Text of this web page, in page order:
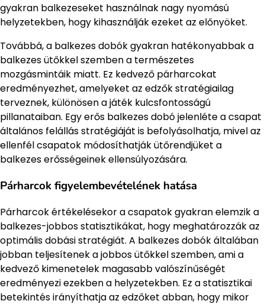
gyakran balkezeseket használnak nagy nyomású
helyzetekben, hogy kihasználják ezeket az előnyöket.
Továbbá, a balkezes dobók gyakran hatékonyabbak a
balkezes ütőkkel szemben a természetes
mozgásmintáik miatt. Ez kedvező párharcokat
eredményezhet, amelyeket az edzők stratégiailag
terveznek, különösen a játék kulcsfontosságú
pillanataiban. Egy erős balkezes dobó jelenléte a csapat
általános felállás stratégiáját is befolyásolhatja, mivel az
ellenfél csapatok módosíthatják ütőrendjüket a
balkezes erősségeinek ellensúlyozására.
Párharcok figyelembevételének hatása
Párharcok értékelésekor a csapatok gyakran elemzik a
balkezes-jobbos statisztikákat, hogy meghatározzák az
optimális dobási stratégiát. A balkezes dobók általában
jobban teljesítenek a jobbos ütőkkel szemben, ami a
kedvező kimenetelek magasabb valószínűségét
eredményezi ezekben a helyzetekben. Ez a statisztikai
betekintés irányíthatja az edzőket abban, hogy mikor